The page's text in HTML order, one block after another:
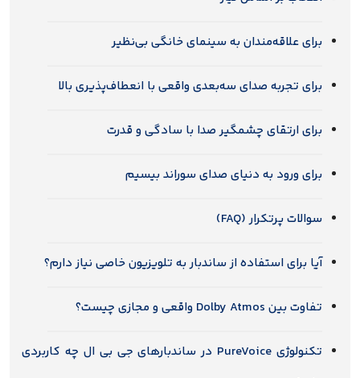
برای علاقه‌مندان به سینمای خانگی بی‌نظیر
برای تجربه صدای سه‌بعدی واقعی با انعطاف‌پذیری بالا
برای ارتقای چشمگیر صدا با سادگی و قدرت
برای ورود به دنیای صدای سوراند بیسیم
سوالات پرتکرار (FAQ)
آیا برای استفاده از ساندبار به تلویزیون خاصی نیاز دارم؟
تفاوت بین Dolby Atmos واقعی و مجازی چیست؟
تکنولوژی PureVoice در ساندبارهای جی بی ال چه کاربردی